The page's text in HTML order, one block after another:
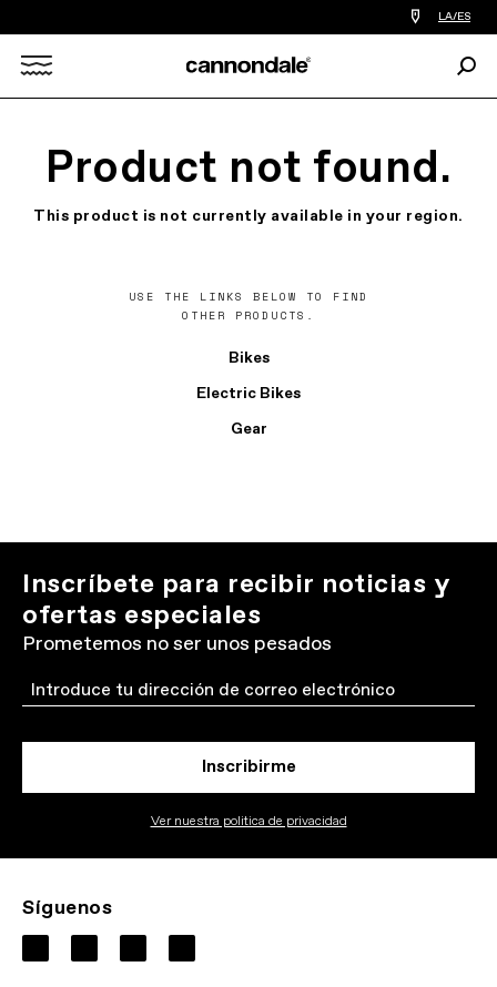
Encontrar
tiedas
bicicletas
de
LA/ES
Product not found.
This product is not currently available in your region.
USE THE LINKS BELOW TO FIND
OTHER PRODUCTS.
Bikes
Electric Bikes
Gear
Inscríbete para recibir noticias y
ofertas especiales
Prometemos no ser unos pesados
Email
Inscribirme
Ver nuestra politica de privacidad
Síguenos